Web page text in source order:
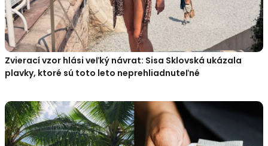
Zvierací vzor hlási veľký návrat: Sisa Sklovská ukázala
plavky, ktoré sú toto leto neprehliadnuteľné